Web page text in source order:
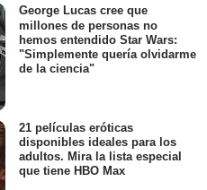
George Lucas cree que
millones de personas no
hemos entendido Star Wars:
"Simplemente quería olvidarme
de la ciencia"
21 películas eróticas
disponibles ideales para los
adultos. Mira la lista especial
que tiene HBO Max